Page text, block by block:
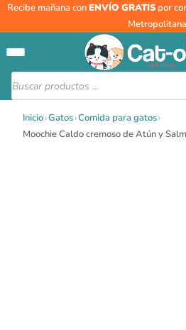
Recibe mañana conENVÍO GRATIS por
Búsqueda
de
productos
Inicio›Gatos›Comida para gatos›
Moochie Caldo cremoso de Atún y
Moochie
de
Atún
y
40g
cantidad